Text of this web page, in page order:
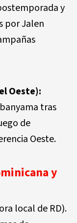
y
por Jalen
Oeste):
tras
de
Oeste.
y
local de RD).